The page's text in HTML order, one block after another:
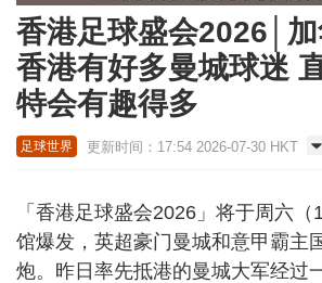
香港足球盛会2026│
香港有好多曼城球迷
特会有趣得多
足球世界 更新时间：17:54 2026-07-30 HKT
「香港足球盛会2026」将于周六
馆爆发，英超豪门曼城和意甲霸主
炮。昨日率先抵港的曼城大军经过